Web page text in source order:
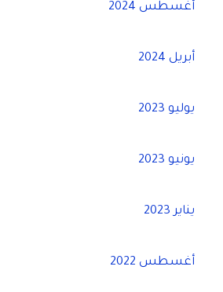
أغسطس 2024
أبريل 2024
يوليو 2023
يونيو 2023
يناير 2023
أغسطس 2022